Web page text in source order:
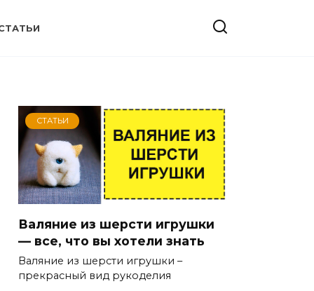
СТАТЬИ
Валяние из шерсти игрушки
— все, что вы хотели знать
Валяние из шерсти игрушки –
прекрасный вид рукоделия